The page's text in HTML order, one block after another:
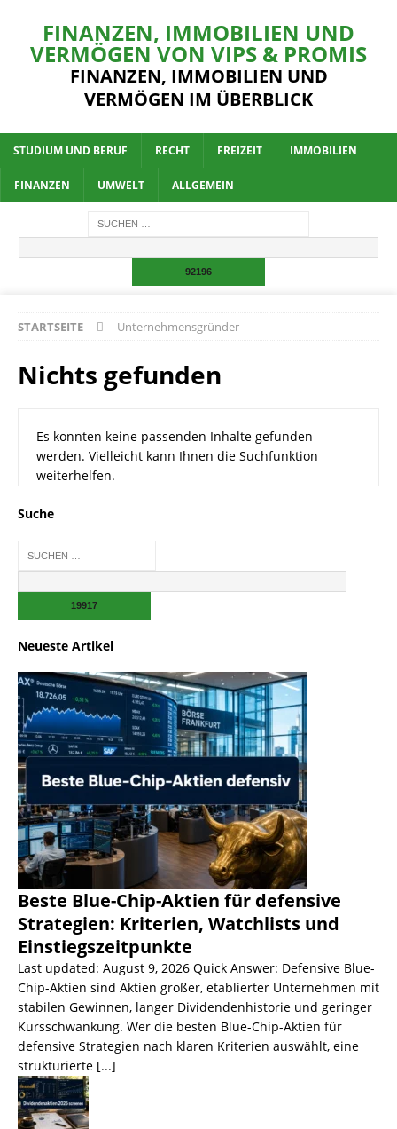
FINANZEN, IMMOBILIEN UND
VERMÖGEN VON VIPS & PROMIS
FINANZEN, IMMOBILIEN UND
VERMÖGEN IM ÜBERBLICK
STUDIUM UND BERUF RECHT FREIZEIT IMMOBILIEN
FINANZEN UMWELT ALLGEMEIN
STARTSEITE Unternehmensgründer
Nichts gefunden
Es konnten keine passenden Inhalte gefunden
werden. Vielleicht kann Ihnen die Suchfunktion
weiterhelfen.
Suche
Neueste Artikel
Beste Blue-Chip-Aktien für defensive
Strategien: Kriterien, Watchlists und
Einstiegszeitpunkte
Last updated: August 9, 2026 Quick Answer: Defensive Blue-
Chip-Aktien sind Aktien großer, etablierter Unternehmen mit
stabilen Gewinnen, langer Dividendenhistorie und geringer
Kursschwankung. Wer die besten Blue-Chip-Aktien für
defensive Strategien nach klaren Kriterien auswählt, eine
strukturierte [...]